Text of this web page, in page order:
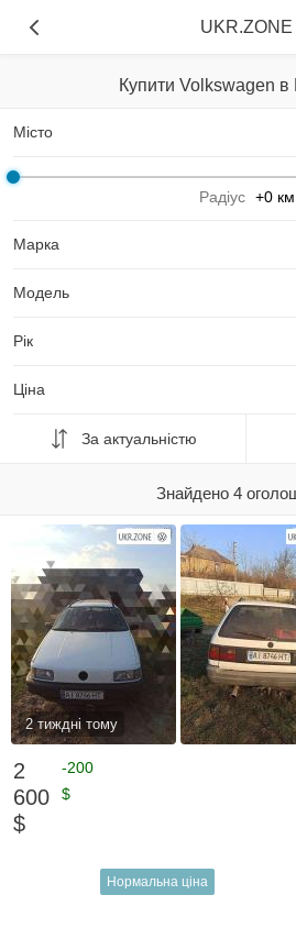
UKR.ZONE
Купити Volkswagen в
Місто
Радіус +0 км
Марка
Модель
Рік
Ціна
За актуальністю
Знайдено 4
2 тиждні тому
2
600
$
-200
$
Нормальна ціна